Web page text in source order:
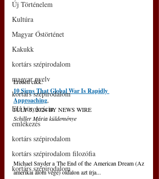
Új Történelem
Kultúra
Magyar Őstörténet
Kakukk
kortárs szépirodalom
magyar nyelv
kortárs szépirodalom
EU bürokrácia
emlékezés
kortárs szépirodalom
kortárs szépirodalom filozófia
kortárs szépirodalom
Eredeti cikk:
10 Signs That Global War Is Rapidly
Approaching,
JULY 5, 2024 BY NEWS WIRE
Schiller Mária küldeménye
Michael Snyder a The End of the American Dream (Az
amerikai álom vége) oldalon azt írja...